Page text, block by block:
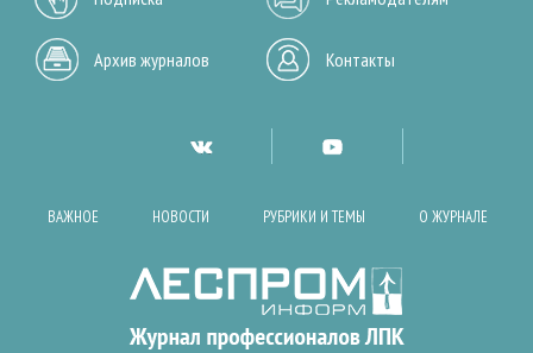
Архив журналов Контакты
ВАЖНОЕ НОВОСТИ РУБРИКИ И ТЕМЫ О ЖУРНАЛЕ